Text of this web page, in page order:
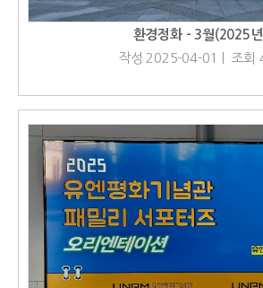
환경정화 - 3월(2025
작성 2025-04-01 | 조회